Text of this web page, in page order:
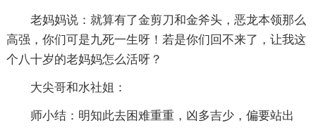
老妈妈说：就算有了金剪刀和金斧头，恶龙本领那么
高强，你们可是九死一生呀！若是你们回不来了，让我这
个八十岁的老妈妈怎么活呀？
大尖哥和水社姐：
师小结：明知此去困难重重，凶多吉少，偏要站出